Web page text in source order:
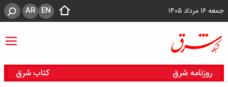
جمعه ۱۶ مرداد ۱۴۰۵ EN
AR
روزنامه شرق کتاب شرق